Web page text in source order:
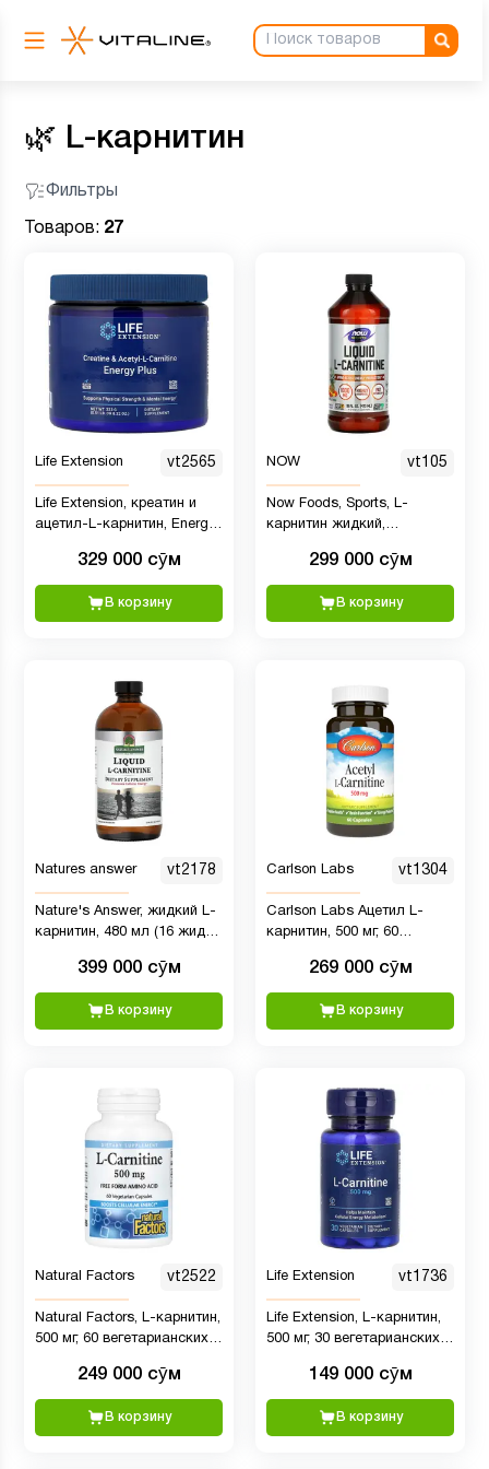
🌿 L-карнитин
Фильтры
Товаров: 27
Life Extension vt2565
Life Extension, креатин и
ацетил-L-карнитин, Energy
329 000 сӯм
В корзину
NOW vt105
Now Foods, Sports, L-
карнитин жидкий,
16 жидких унций (473 мл)
299 000 сӯм
В корзину
Natures answer vt2178
Nature's Answer, жидкий L-
карнитин, 480 мл (16 жидк.
399 000 сӯм
В корзину
Carlson Labs vt1304
Carlson Labs Ацетил L-
карнитин, 500 мг, 60
269 000 сӯм
В корзину
Natural Factors vt2522
Natural Factors, L-карнитин,
500 мг, 60 вегетарианских
249 000 сӯм
В корзину
Life Extension vt1736
Life Extension, L-карнитин,
500 мг, 30 вегетарианских
149 000 сӯм
В корзину